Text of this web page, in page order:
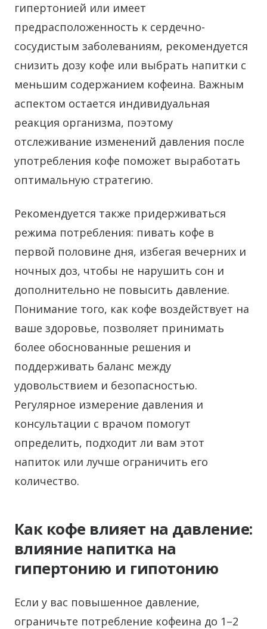
гипертонией или имеет
предрасположенность к сердечно-
сосудистым заболеваниям, рекомендуется
снизить дозу кофе или выбрать напитки с
меньшим содержанием кофеина. Важным
аспектом остается индивидуальная
реакция организма, поэтому
отслеживание изменений давления после
употребления кофе поможет выработать
оптимальную стратегию.
Рекомендуется также придерживаться
режима потребления: пивать кофе в
первой половине дня, избегая вечерних и
ночных доз, чтобы не нарушить сон и
дополнительно не повысить давление.
Понимание того, как кофе воздействует на
ваше здоровье, позволяет принимать
более обоснованные решения и
поддерживать баланс между
удовольствием и безопасностью.
Регулярное измерение давления и
консультации с врачом помогут
определить, подходит ли вам этот
напиток или лучше ограничить его
количество.
Как кофе влияет на давление:
влияние напитка на
гипертонию и гипотонию
Если у вас повышенное давление,
ограничьте потребление кофеина до 1–2